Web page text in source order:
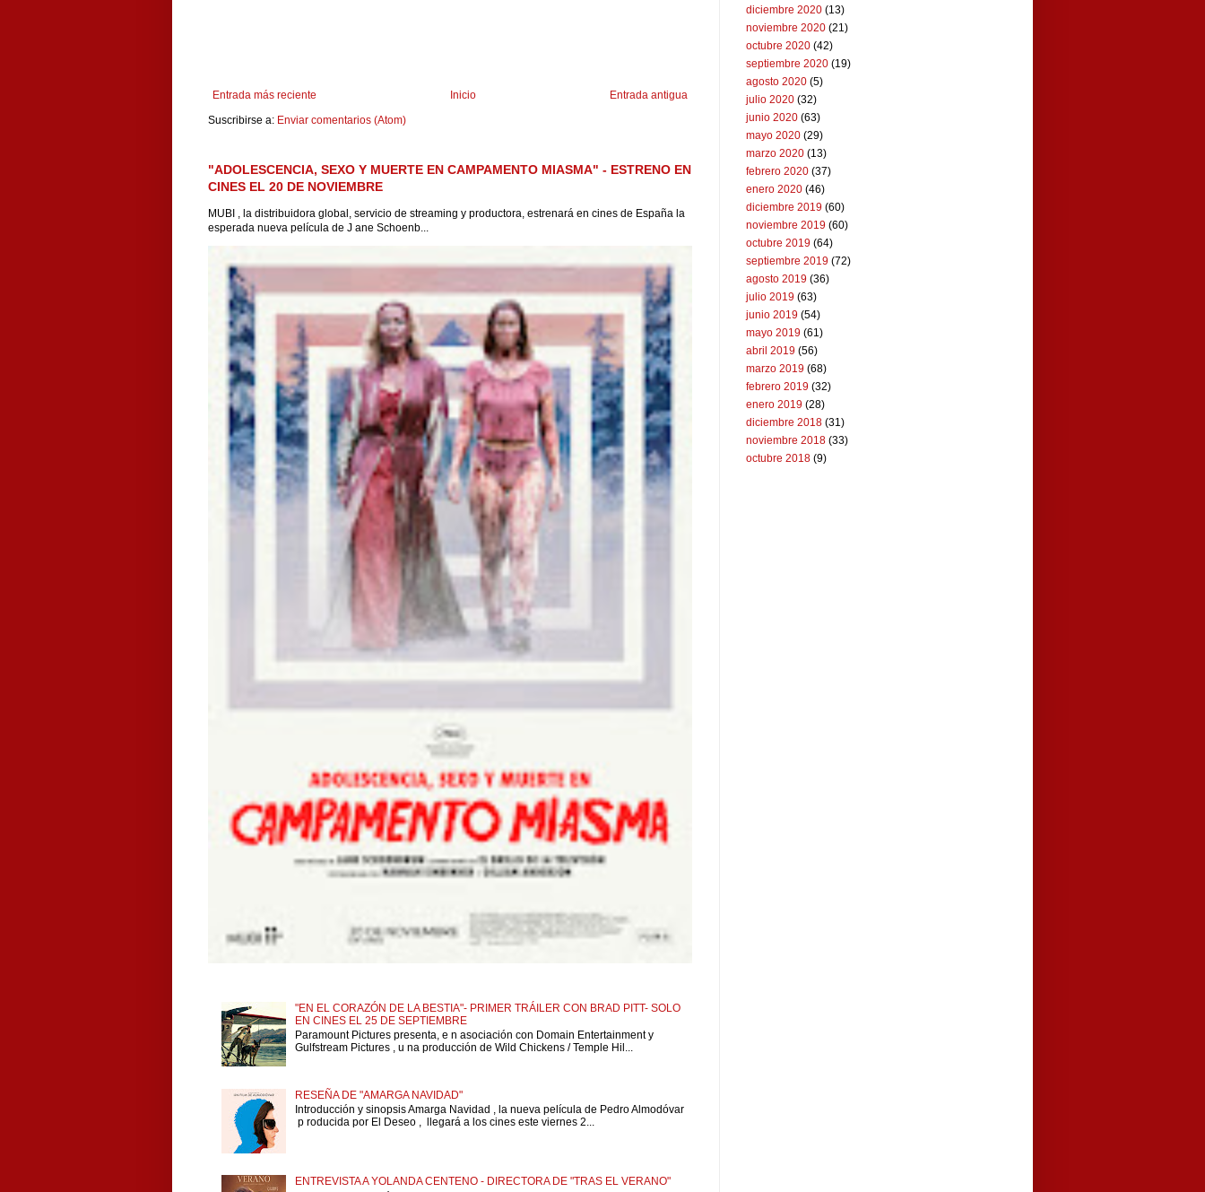
Entrada más reciente Entrada antigua
Inicio
Suscribirse a: Enviar comentarios (Atom)
"ADOLESCENCIA, SEXO Y MUERTE EN CAMPAMENTO MIASMA" - ESTRENO EN
CINES EL 20 DE NOVIEMBRE
MUBI , la distribuidora global, servicio de streaming y productora, estrenará en cines de España la
esperada nueva película de J ane Schoenb...
"EN EL CORAZÓN DE LA BESTIA"- PRIMER TRÁILER CON BRAD PITT- SOLO
EN CINES EL 25 DE SEPTIEMBRE
Paramount Pictures presenta, e n asociación con Domain Entertainment y
Gulfstream Pictures , u na producción de Wild Chickens / Temple Hil...
RESEÑA DE "AMARGA NAVIDAD"
Introducción y sinopsis Amarga Navidad , la nueva película de Pedro Almodóvar
p roducida por El Deseo , llegará a los cines este viernes 2...
ENTREVISTA A YOLANDA CENTENO - DIRECTORA DE "TRAS EL VERANO"
diciembre 2020 (13)
noviembre 2020 (21)
octubre 2020 (42)
septiembre 2020 (19)
agosto 2020 (5)
julio 2020 (32)
junio 2020 (63)
mayo 2020 (29)
marzo 2020 (13)
febrero 2020 (37)
enero 2020 (46)
diciembre 2019 (60)
noviembre 2019 (60)
octubre 2019 (64)
septiembre 2019 (72)
agosto 2019 (36)
julio 2019 (63)
junio 2019 (54)
mayo 2019 (61)
abril 2019 (56)
marzo 2019 (68)
febrero 2019 (32)
enero 2019 (28)
diciembre 2018 (31)
noviembre 2018 (33)
octubre 2018 (9)